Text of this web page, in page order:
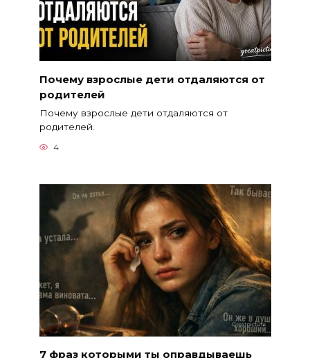
Почему взрослые дети отдаляются от
родителей
Почему взрослые дети отдаляются от
родителей.
4
7 фраз которыми ты оправдываешь